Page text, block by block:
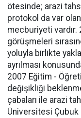
ötesinde; arazi
protokol da var
mecburiyeti vardır.
görüşmeleri
yoluyla birlikte
ayrılması
2007 Eğitim -
değişikliği
çabaları ile arazi
Üniversitesi Çubuk